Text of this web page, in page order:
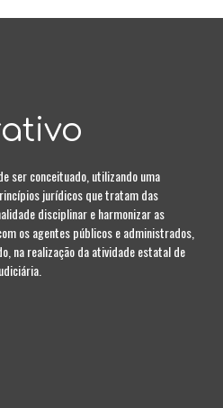
ser conceituado, utilizando uma
jurídicos que tratam das
disciplinar e harmonizar as
os agentes públicos e administrados,
na realização da atividade estatal de